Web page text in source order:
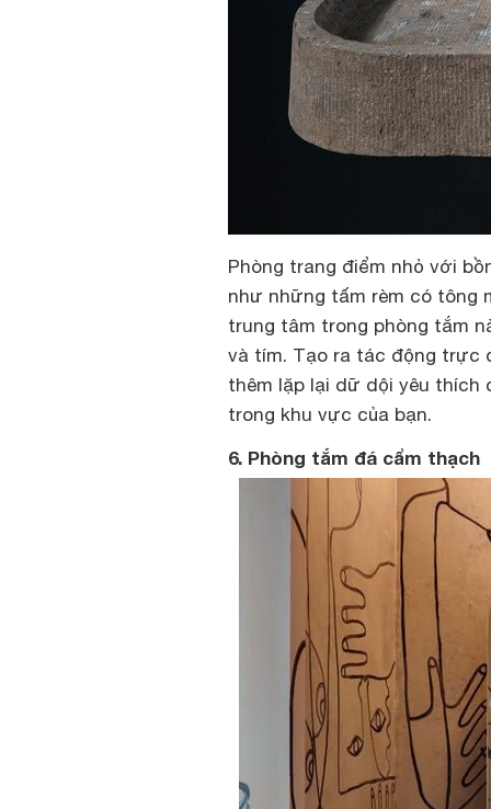
Phòng trang điểm nhỏ với
như những tấm rèm có tông
trung tâm trong phòng tắm
và tím. Tạo ra tác động trực
thêm lặp lại dữ dội yêu
trong khu vực của bạn.
6. Phòng tắm đá cẩm thạch